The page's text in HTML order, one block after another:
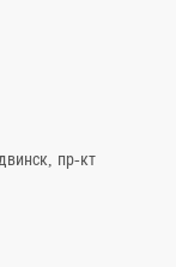
пр-кт